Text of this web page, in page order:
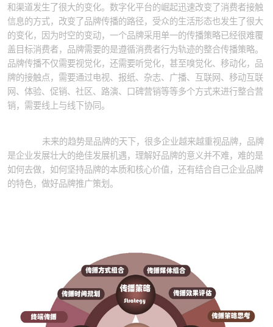
和渠道发生了很大的变化。数字化平台的崛起迅速改变了消费者接触
信息的方式，改变了品牌传播的路径，受众的生活形态也发生了很大
的变化，因为时空的变动，一个品牌采用单一的传播策略已经很难覆
盖目标消费者，品牌需要的是遵循消费者行为轨迹的整合传播策略。
品牌传播不仅需要视觉化，还需要听觉化，甚至嗅觉化、移动化，品
牌的接触点，需要通过电视、报纸、杂志、广播、互联网、移动互联
网、体验、促销、社区、路演、口碑营销等等多个方式来进行整合营
销，需要线上与线下协同。
未来的趋势是品牌的天下，很多企业越来越重视品牌，品牌
是企业发展壮大的绝佳发展机遇，理解好品牌的意义并不难，难的是
如何去做，如何坚持品牌的本质和核心价值，还有结合自己企业品牌
的特色，做好品牌推广策划。